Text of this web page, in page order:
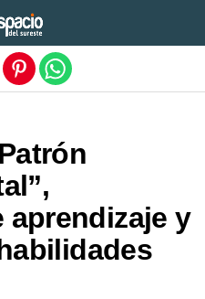
aprendizaje y
móvil